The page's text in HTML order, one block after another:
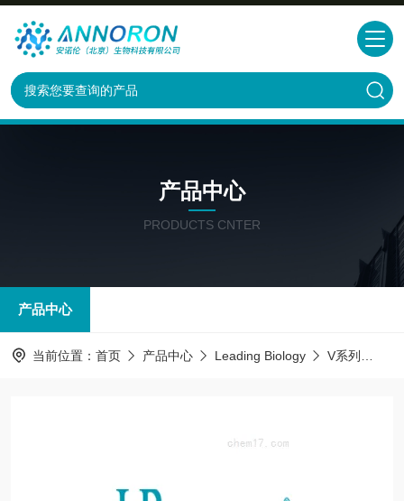
产品中心
PRODUCTS CNTER
产品中心
当前位置： 首页 产品中心 Leading Biology V系列